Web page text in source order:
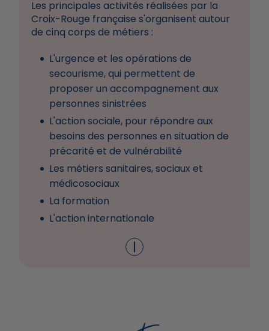
Les principales activités réalisées par la
Croix-Rouge française s'organisent autour
de cinq corps de métiers :
L'urgence et les opérations de
secourisme, qui permettent de
proposer un accompagnement aux
personnes sinistrées
L'action sociale, pour répondre aux
besoins des personnes en situation de
précarité et de vulnérabilité
Les métiers sanitaires, sociaux et
médicosociaux
La formation
L'action internationale
Découvrir l'association